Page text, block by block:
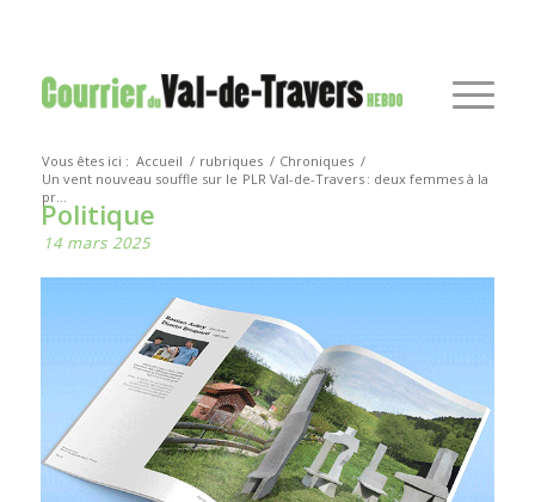
Vous êtes ici : Accueil / rubriques / Chroniques /
Un vent nouveau souffle sur le PLR Val-de-Travers : deux femmes à la
pr...
Politique
14 mars 2025